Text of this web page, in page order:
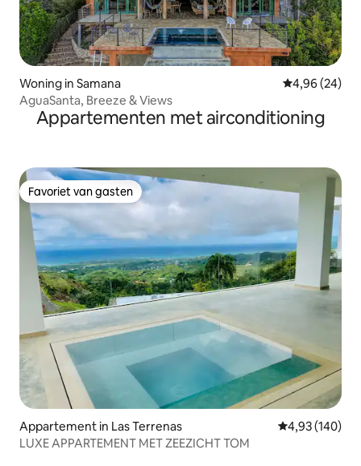
Woning in Samana Gemiddelde
4,96 (24)
AguaSanta, Breeze & Views
Appartementen met airconditioning
Favoriet van gasten
Favoriet van gasten
Appartement in Las Terrenas Gemiddelde
4,93 (140)
LUXE APPARTEMENT MET ZEEZICHT TOM